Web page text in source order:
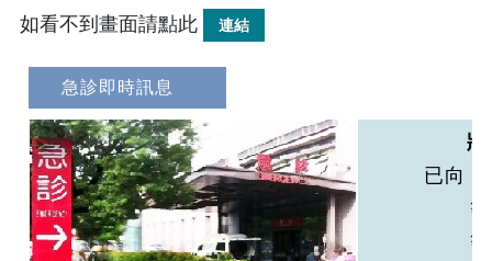
如看不到畫面請點此
連結